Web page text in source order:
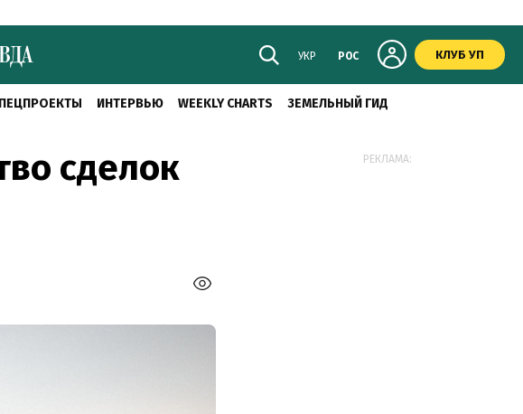
УКР РОС КЛУБ УП
ИНТЕРВЬЮ WEEKLY CHARTS ЗЕМЕЛЬНЫЙ ГИД
сделок
РЕКЛАМА: